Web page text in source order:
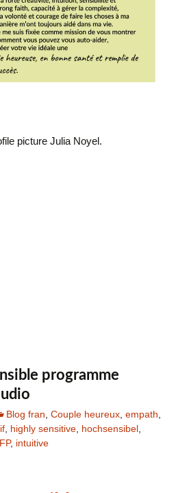
picture Julia Noyel.
programme
Blog fran Couple heureux empath
highly sensitive hochsensibel
, intuitive